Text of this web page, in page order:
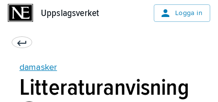
Uppslagsverket Logga in
damasker
Litteraturanvisning